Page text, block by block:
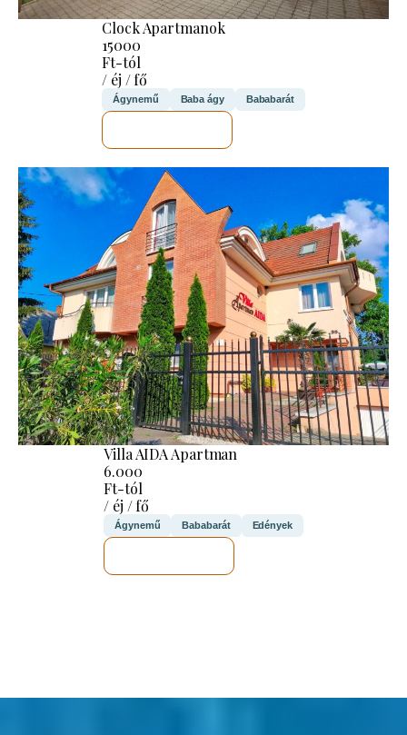
Clock Apartmanok
15000
Ft-tól
/ éj / fő
Ágynemű Baba ágy Bababarát
Villa AIDA Apartman
6.000
Ft-tól
/ éj / fő
Ágynemű Bababarát Edények